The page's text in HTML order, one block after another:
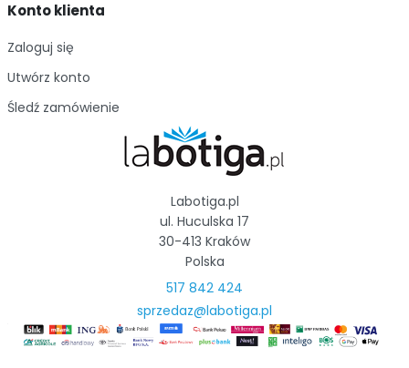
Konto klienta
Zaloguj się
Utwórz konto
Śledź zamówienie
Labotiga.pl
ul. Huculska 17
30-413 Kraków
Polska
517 842 424
sprzedaz@labotiga.pl